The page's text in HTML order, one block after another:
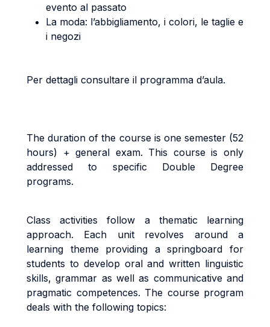
evento al passato
La moda: l’abbigliamento, i colori, le taglie e
i negozi
Per dettagli consultare il programma d’aula.
The duration of the course is one semester (52
hours) + general exam. This course is only
addressed to specific Double Degree
programs.
Class activities follow a thematic learning
approach. Each unit revolves around a
learning theme providing a springboard for
students to develop oral and written linguistic
skills, grammar as well as communicative and
pragmatic competences. The course program
deals with the following topics: